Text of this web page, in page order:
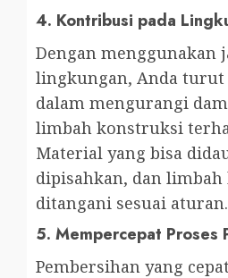
4. Kontribusi pada
Dengan menggunakan
lingkungan, Anda
dalam mengurangi
limbah konstruksi
Material yang bisa
dipisahkan, dan limbah
ditangani sesuai aturan.
5. Mempercepat Proses
Pembersihan yang